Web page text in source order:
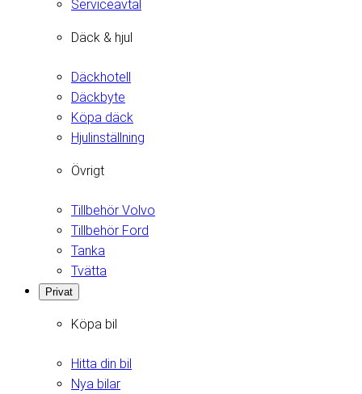
Serviceavtal
Däck & hjul
Däckhotell
Däckbyte
Köpa däck
Hjulinställning
Övrigt
Tillbehör Volvo
Tillbehör Ford
Tanka
Tvätta
Privat
Köpa bil
Hitta din bil
Nya bilar